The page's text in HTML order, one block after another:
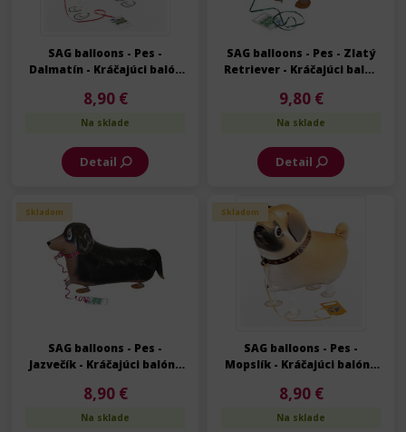
SAG balloons - Pes -
Dalmatín - Kráčajúci balón
8,90 €
Na sklade
Detail
SAG balloons - Pes - Zlatý
Retriever - Kráčajúci balón
9,80 €
Na sklade
Detail
Skladom
SAG balloons - Pes -
Jazvečík - Kráčajúci balón -
8,90 €
Na sklade
Skladom
SAG balloons - Pes -
Mopslík - Kráčajúci balón -
8,90 €
Na sklade